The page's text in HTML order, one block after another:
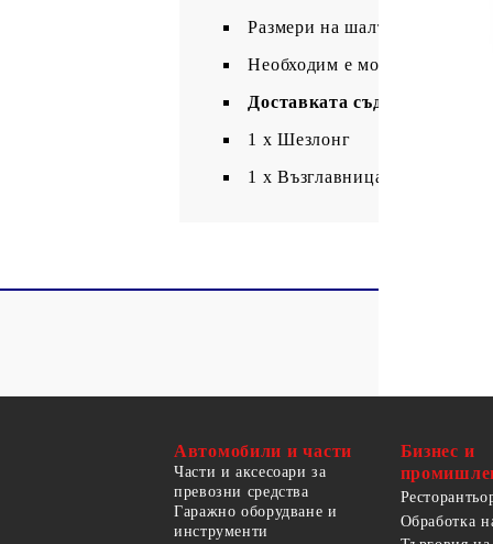
Размери на шалтето: 200 x
Необходим е монтаж
Доставката съдържа:
1 х Шезлонг
1 х Възглавница
Автомобили и части
Части и аксесоари за
превозни средства
Гаражно оборудване и
инструменти
Бизнес и
Обработка